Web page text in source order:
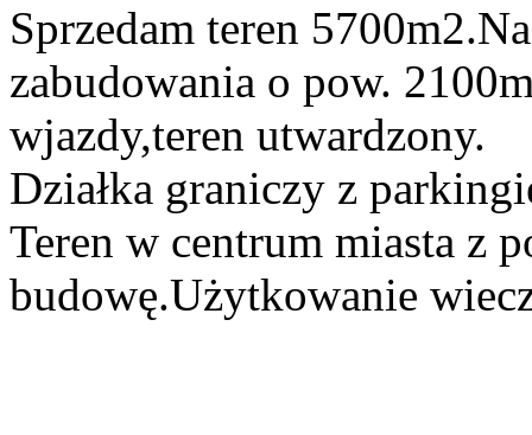
Sprzedam teren
zabudowania o pow.
wjazdy,teren utwardzony.
Działka graniczy z
Teren w centrum miasta z
budowę.Użytkowanie